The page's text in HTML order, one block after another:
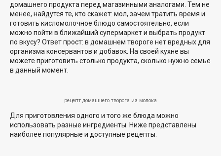
домашнего продукта перед магазинными аналогами. Тем не
менее, найдутся те, кто скажет: мол, зачем тратить время и
готовить кисломолочное блюдо самостоятельно, если
можно пойти в ближайший супермаркет и выбрать продукт
по вкусу? Ответ прост: в домашнем твороге нет вредных для
организма консервантов и добавок. На своей кухне вы
можете приготовить столько продукта, сколько нужно семье
в данный момент.
рецепт домашнего творога из молока
Для приготовления одного и того же блюда можно
использовать разные ингредиенты. Ниже представлены
наиболее популярные и доступные рецепты.